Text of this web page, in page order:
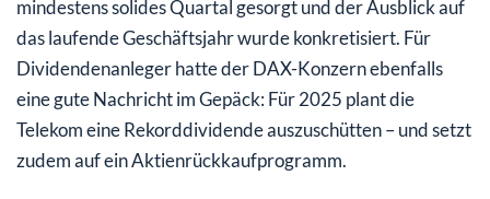
mindestens solides Quartal gesorgt und der Ausblick auf
das laufende Geschäftsjahr wurde konkretisiert. Für
Dividendenanleger hatte der DAX-Konzern ebenfalls
eine gute Nachricht im Gepäck: Für 2025 plant die
Telekom eine Rekorddividende auszuschütten – und setzt
zudem auf ein Aktienrückkaufprogramm.